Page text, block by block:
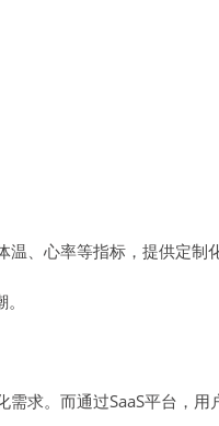
、心率等指标，提供定制
求。而通过SaaS平台，用